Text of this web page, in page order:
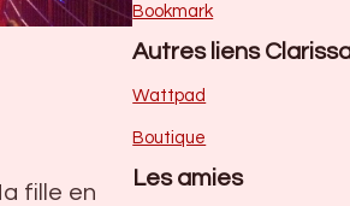
fille en
Bookmark
Autres liens
Wattpad
Boutique
Les amies